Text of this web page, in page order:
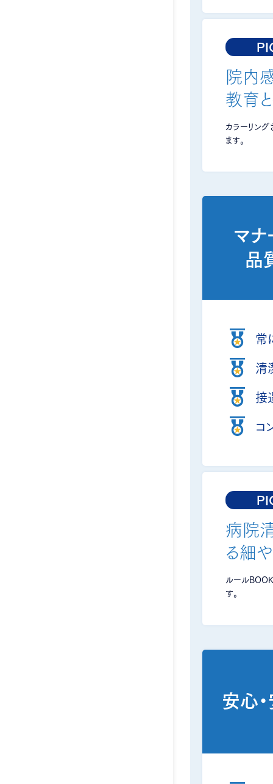
院内
教育
カラーリン
ます。
マナ
品
常
清
接
コ
病院
る細
ルール
す。
安心